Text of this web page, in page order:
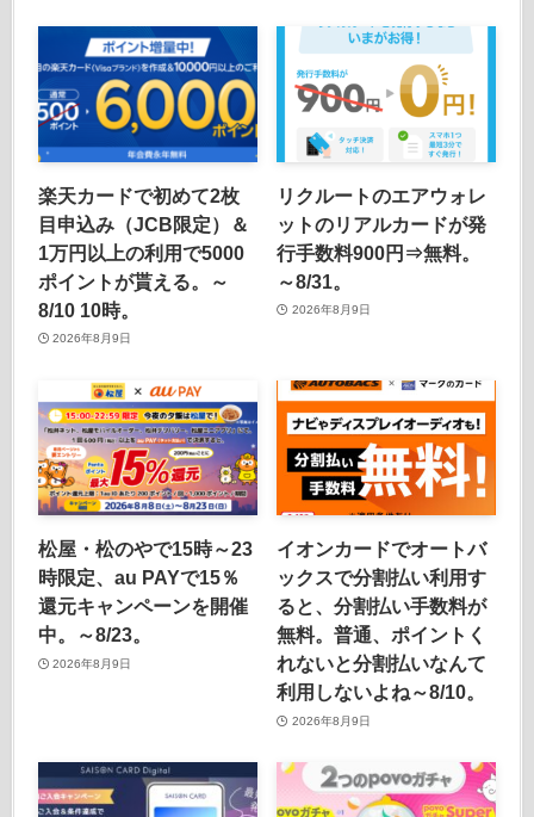
楽天カードで初めて2枚
目申込み（JCB限定）＆
1万円以上の利用で5000
ポイントが貰える。～
8/10 10時。
2026年8月9日
リクルートのエアウォレ
ットのリアルカードが発
行手数料900円⇒無料。
～8/31。
2026年8月9日
松屋・松のやで15時～23
時限定、au PAYで15％
還元キャンペーンを開催
中。～8/23。
2026年8月9日
イオンカードでオートバ
ックスで分割払い利用す
ると、分割払い手数料が
無料。普通、ポイントく
れないと分割払いなんて
利用しないよね～8/10。
2026年8月9日